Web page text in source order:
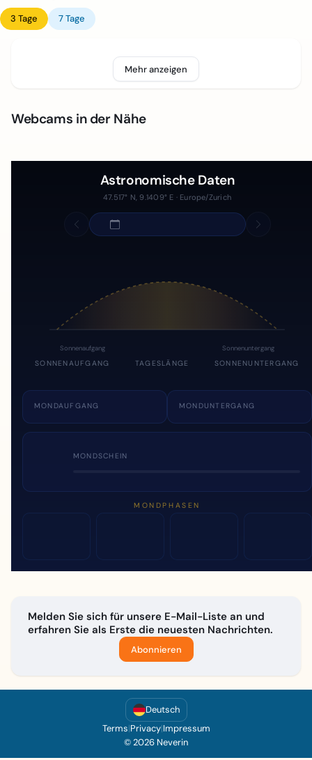
3 Tage 7 Tage
Mehr anzeigen
Webcams in der Nähe
Astronomische Daten
47.517° N, 9.1409° E · Europe/Zurich
Sonnenaufgang Sonnenuntergang
SONNENAUFGANG TAGESLÄNGE SONNENUNTERGANG
MONDAUFGANG MONDUNTERGANG
MONDSCHEIN
MONDPHASEN
Melden Sie sich für unsere E-Mail-Liste an und
erfahren Sie als Erste die neuesten Nachrichten.
Abonnieren
Deutsch
Terms|Privacy|Impressum
© 2026 Neverin